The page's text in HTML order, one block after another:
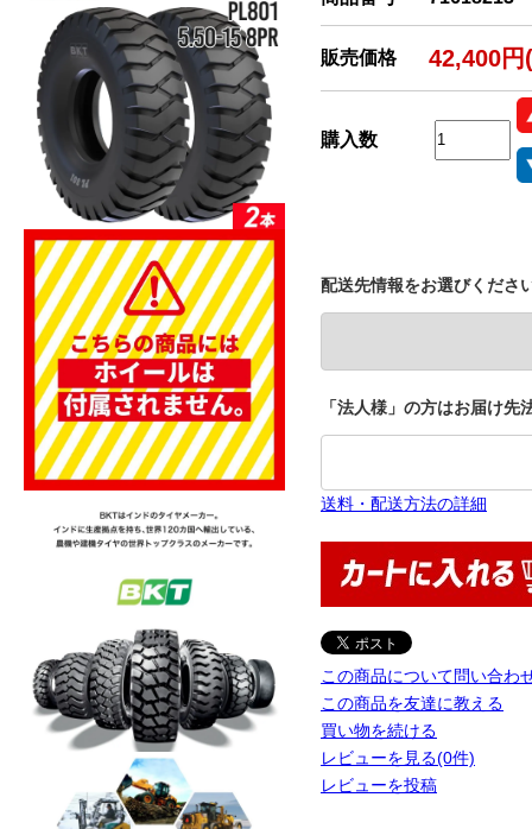
販売価格 42,400円
購入数
配送先情報をお選びくださ
「法人様」の方はお届け
送料・配送方法の詳細
この商品について問い合わ
この商品を友達に教える
買い物を続ける
レビューを見る(0件)
レビューを投稿